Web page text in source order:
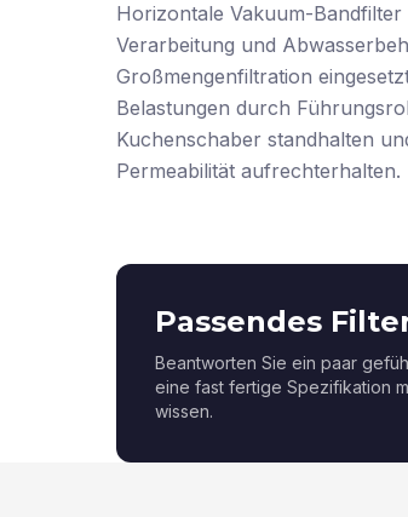
Horizontale Vakuum-
Verarbeitung und
Großmengenfiltration
Belastungen durch
Kuchenschaber standhalten
Permeabilität aufrechterhalten.
Passendes
Beantworten Sie ein paar
eine fast fertige Spezifikation
wissen.